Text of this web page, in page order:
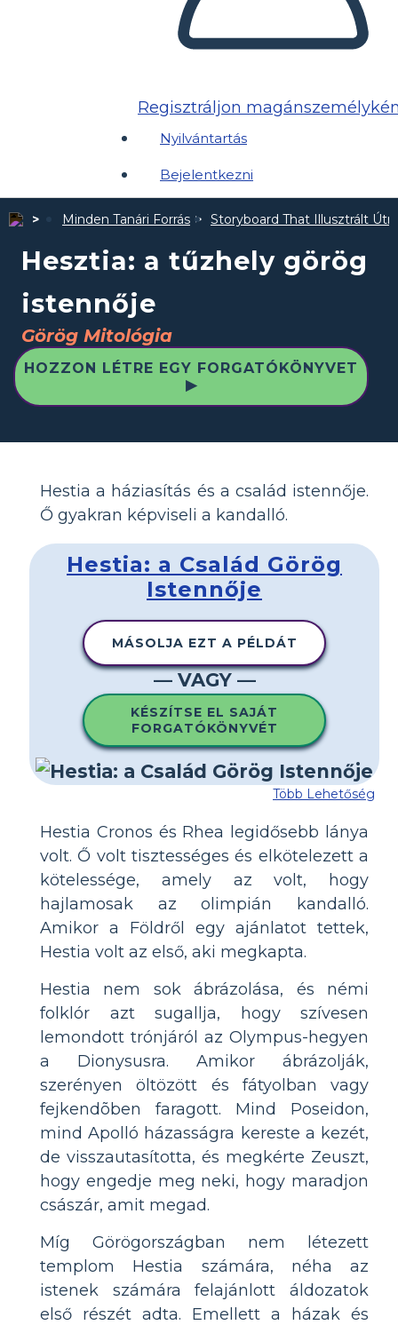
Regisztráljon
Nyilvántartás
Bejelentkezni
Minden Tanári Forrás Storyboard That Illusztrált
Hesztia: a tűzhely görög
istennője
Görög Mitológia
HOZZON LÉTRE EGY FORGATÓKÖNYVET
▶
Hestia a háziasítás és a család istennője.
Ő gyakran képviseli a kandalló.
Hestia: a Család Görög
Istennője
MÁSOLJA EZT A PÉLDÁT
— VAGY —
KÉSZÍTSE EL SAJÁT
FORGATÓKÖNYVÉT
Több Lehetőség
Hestia Cronos és Rhea legidősebb lánya
volt. Ő volt tisztességes és elkötelezett a
kötelessége, amely az volt, hogy
hajlamosak az olimpián kandalló.
Amikor a Földről egy ajánlatot tettek,
Hestia volt az első, aki megkapta.
Hestia nem sok ábrázolása, és némi
folklór azt sugallja, hogy szívesen
lemondott trónjáról az Olympus-hegyen
a Dionysusra. Amikor ábrázolják,
szerényen öltözött és fátyolban vagy
fejkendõben faragott. Mind Poseidon,
mind Apolló házasságra kereste a kezét,
de visszautasította, és megkérte Zeuszt,
hogy engedje meg neki, hogy maradjon
császár, amit megad.
Míg Görögországban nem létezett
templom Hestia számára, néha az
istenek számára felajánlott áldozatok
első részét adta. Emellett a házak és